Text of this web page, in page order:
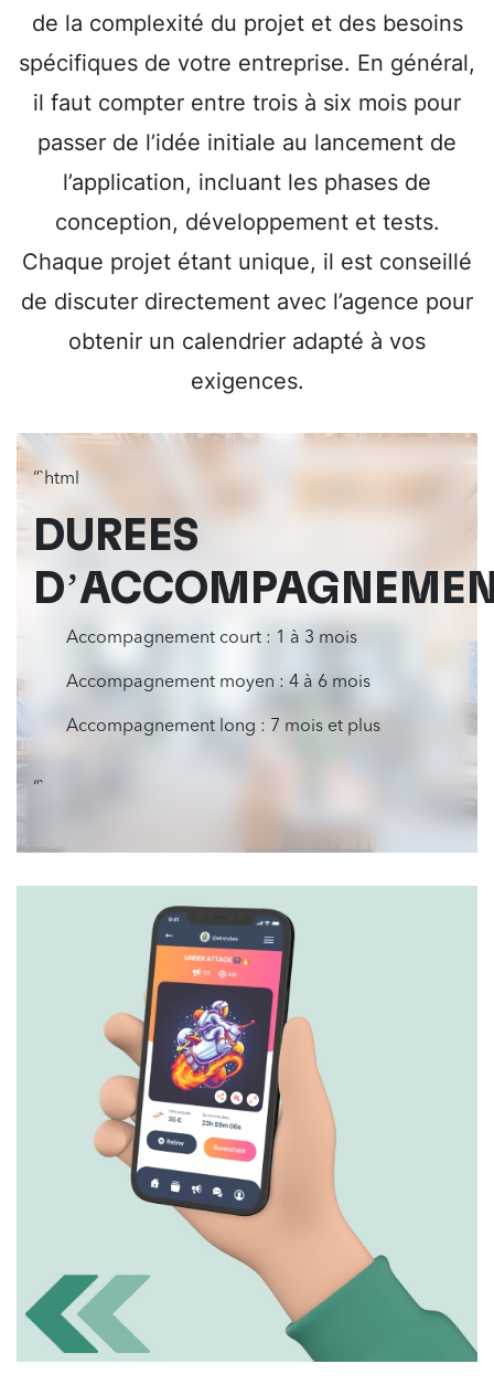
de la complexité du projet et des besoins
spécifiques de votre entreprise. En général,
il faut compter entre trois à six mois pour
passer de l’idée initiale au lancement de
l’application, incluant les phases de
conception, développement et tests.
Chaque projet étant unique, il est conseillé
de discuter directement avec l’agence pour
obtenir un calendrier adapté à vos
exigences.
“`html
DURÉES
Accompagnement court : 1 à 3 mois
Accompagnement moyen : 4 à 6 mois
Accompagnement long : 7 mois et plus
“`